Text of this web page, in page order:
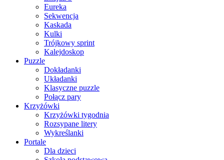
Eureka
Sekwencja
Kaskada
Kulki
Trójkowy sprint
Kalejdoskop
Puzzle
Dokładanki
Układanki
Klasyczne puzzle
Połącz pary
Krzyżówki
Krzyżówki tygodnia
Rozsypane litery
Wykreślanki
Portale
Dla dzieci